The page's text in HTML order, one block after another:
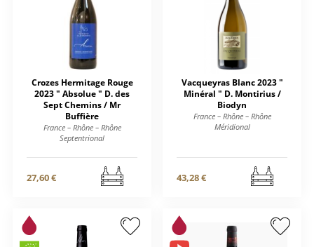
Crozes Hermitage Rouge
2023 " Absolue " D. des
Sept Chemins / Mr
Buffière
France – Rhône – Rhône
Septentrional
27,60 €
Vacqueyras Blanc 2023 "
Minéral " D. Montirius /
Biodyn
France – Rhône – Rhône
Méridional
43,28 €